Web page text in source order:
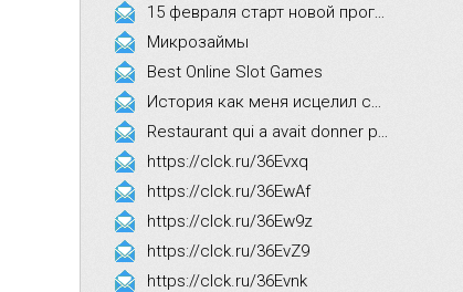
Микрозаймы
Best Online Slot Games
https://clck.ru/36Evxq
https://clck.ru/36EwAf
https://clck.ru/36Ew9z
https://clck.ru/36EvZ9
https://clck.ru/36Evnk